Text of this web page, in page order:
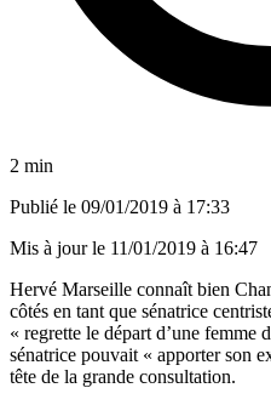
2 min
Publié le 09/01/2019 à 17:33
Mis à jour le 11/01/2019 à 16:47
Hervé Marseille connaît bien
côtés en tant que sénatrice
« regrette le départ d’une femme
sénatrice pouvait « apporter son
tête de la grande consultation.